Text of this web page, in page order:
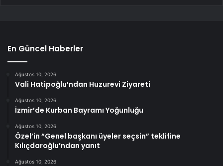
En Güncel Haberler
Ağustos 10, 2026
Vali Hatipoğlu’ndan Huzurevi Ziyareti
Ağustos 10, 2026
İzmir’de Kurban Bayramı Yoğunluğu
Ağustos 10, 2026
Özel’in “Genel başkanı üyeler seçsin” teklifine
Kılıçdaroğlu’ndan yanıt
Ağustos 10, 2026